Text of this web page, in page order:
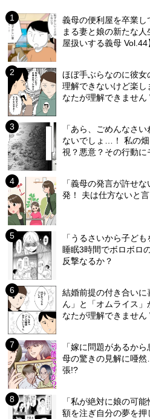
義母の便利屋を卒業
まる妻と娘の新たな
屋扱いする義母 Vol.44
ほぼ手ぶらなのに彼
理解できないけど楽
なたが理解できません
「あら、ごめんなさ
ないでしょ…！ 私の
視？悪意？その行動
「義母の発言が許せ
発！ 夫は仕方ないと
「うるさいから子ど
睡眠3時間でボロボロ
反撃なるか？
結婚前提の付き合い
ん」と「オムライス
なたが理解できません
「嫁に問題があるか
母の驚きの見解に唖
張!?
「私が絶対に娘の可
額を注ぎ自分の夢を